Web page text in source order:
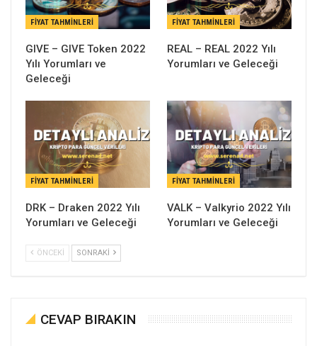
FIYAT TAHMINLERI
GIVE – GIVE Token 2022
Yılı Yorumları ve
Geleceği
FIYAT TAHMINLERI
REAL – REAL 2022 Yılı
Yorumları ve Geleceği
FIYAT TAHMINLERI
DRK – Draken 2022 Yılı
Yorumları ve Geleceği
FIYAT TAHMINLERI
VALK – Valkyrio 2022 Yılı
Yorumları ve Geleceği
ÖNCEKI SONRAKI
CEVAP BIRAKIN